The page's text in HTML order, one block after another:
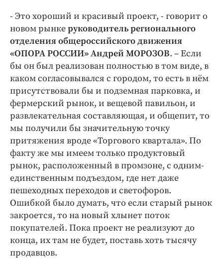
- Это хороший и красивый проект, - говорит о
новом рынкеруководитель регионального
отделения общероссийского движения
«ОПОРА РОССИИ» Андрей МОРОЗОВ. – Если
бы он был реализован полностью в том виде, в
каком согласовывался с городом, то есть в нём
присутствовали бы и подземная парковка, и
фермерский рынок, и вещевой павильон, и
развлекательная составляющая, и общепит, то
мы получили бы значительную точку
притяжения вроде «Торгового квартала». По
факту же мы имеем только продуктовый
рынок, расположенный в промзоне, с одним-
единственным подъездом, где нет даже
пешеходных переходов и светофоров.
Ошибкой было думать, что если старый рынок
закроется, то на новый хлынет поток
покупателей. Пока проект не реализуют до
конца, их там не будет, поставь хоть тысячу
продавцов.